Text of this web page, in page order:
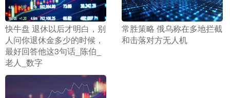
​快牛盘 退休以后才明白，别
人问你退休金多少的时候，
最好回答他这3句话_陈伯_
老人_数字
​常胜策略 俄乌称在多地拦截
和击落对方无人机